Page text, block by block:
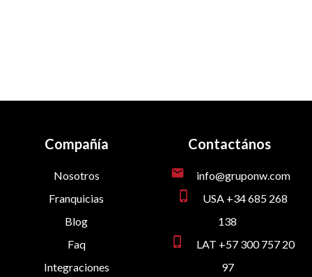
Contactános
mail info@gruponw.com
phone_iphone
USA +34 685 268
138
phone_iphone
LAT +57 300 757 20
97
Compañía
Nosotros
Franquicias
Blog
Faq
Integraciones